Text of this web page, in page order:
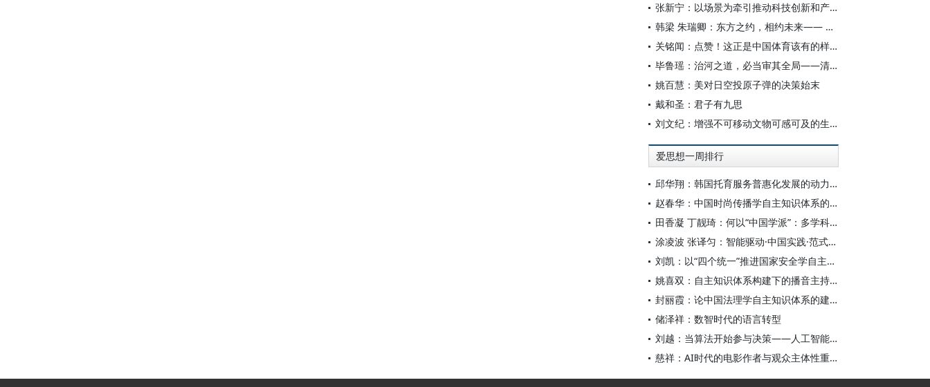
张新宁：以场景为牵引推动科技创新和产业创新深度融合
韩梁 朱瑞卿：东方之约，相约未来—— 中国元首外交的世界情怀与大国气派
关铭闻：点赞！这正是中国体育该有的样子
毕鲁瑶：治河之道，必当审其全局——清代靳辅的治水理念与实践
姚百慧：美对日空投原子弹的决策始末
戴和圣：君子有九思
刘文纪：增强不可移动文物可感可及的生命力
爱思想一周排行
邱华翔：韩国托育服务普惠化发展的动力机制、制度路径与政策效应
赵春华：中国时尚传播学自主知识体系的内在逻辑与实践路径
田香凝 丁靓琦：何以“中国学派”：多学科视野下中国特色新闻传播学建设的研究
涂凌波 张译匀：智能驱动·中国实践·范式创新：“构建中国新闻传播学自主知识体系”专题研讨会综述
刘凯：以“四个统一”推进国家安全学自主知识体系构建
姚喜双：自主知识体系构建下的播音主持高等专业教育研究
封丽霞：论中国法理学自主知识体系的建构
储泽祥：数智时代的语言转型
刘越：当算法开始参与决策——人工智能重塑全球治理的底层逻辑
慈祥：AI时代的电影作者与观众主体性重构